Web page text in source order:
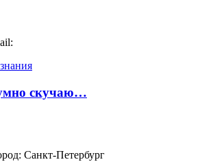
скучаю…
Санкт-Петербург